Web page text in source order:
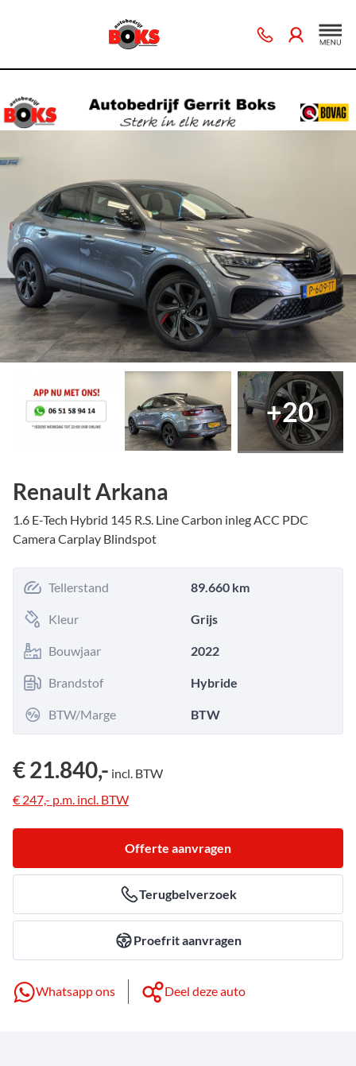
+20
Renault Arkana
1.6 E-Tech Hybrid 145 R.S. Line Carbon inleg ACC PDC
Camera Carplay Blindspot
Tellerstand 89.660 km
Kleur Grijs
Bouwjaar 2022
Brandstof Hybride
BTW/Marge BTW
€ 21.840,- incl. BTW
€ 247,- p.m. incl. BTW
Offerte aanvragen
Terugbelverzoek
Proefrit aanvragen
Whatsapp ons Deel deze auto